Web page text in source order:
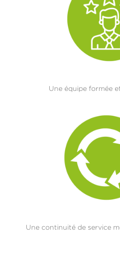
Une équipe formée
Une continuité de service